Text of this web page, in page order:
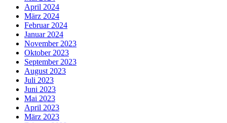
April 2024
März 2024
Februar 2024
Januar 2024
November 2023
Oktober 2023
September 2023
August 2023
Juli 2023
Juni 2023
Mai 2023
April 2023
März 2023